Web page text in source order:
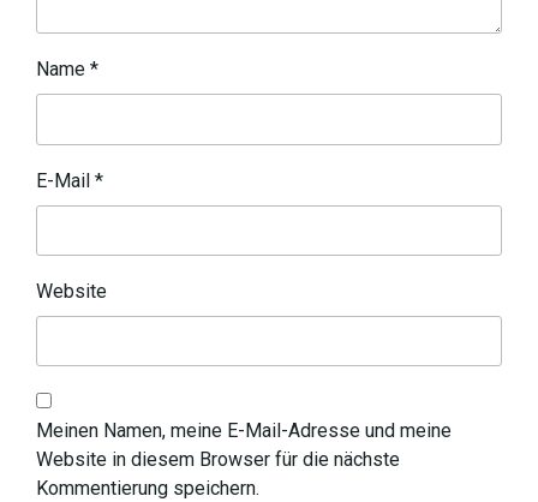
Name *
E-Mail *
Website
Meinen Namen, meine E-Mail-Adresse und meine
Website in diesem Browser für die nächste
Kommentierung speichern.